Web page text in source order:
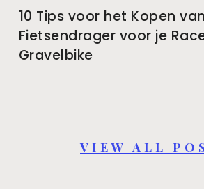
10 Tips voor het Kopen
Fietsendrager voor je
Gravelbike
VIEW ALL